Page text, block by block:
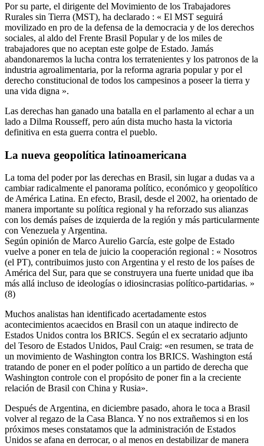
Por su parte, el dirigente del Movimiento de los Trabajadores
Rurales sin Tierra (MST), ha declarado : « El MST seguirá
movilizado en pro de la defensa de la democracia y de los derechos
sociales, al aldo del Frente Brasil Popular y de los miles de
trabajadores que no aceptan este golpe de Estado. Jamás
abandonaremos la lucha contra los terratenientes y los patronos de la
industria agroalimentaria, por la reforma agraria popular y por el
derecho constitucional de todos los campesinos a poseer la tierra y
una vida digna ».
Las derechas han ganado una batalla en el parlamento al echar a un
lado a Dilma Rousseff, pero aún dista mucho hasta la victoria
definitiva en esta guerra contra el pueblo.
La nueva geopolítica latinoamericana
La toma del poder por las derechas en Brasil, sin lugar a dudas va a
cambiar radicalmente el panorama político, económico y geopolítico
de América Latina. En efecto, Brasil, desde el 2002, ha orientado de
manera importante su política regional y ha reforzado sus alianzas
con los demás países de izquierda de la región y más particularmente
con Venezuela y Argentina.
Según opinión de Marco Aurelio García, este golpe de Estado
vuelve a poner en tela de juicio la cooperación regional : « Nosotros
(el PT), contribuimos justo con Argentina y el resto de los países de
América del Sur, para que se construyera una fuerte unidad que iba
más allá incluso de ideologías o idiosincrasias político-partidarias. »
(8)
Muchos analistas han identificado acertadamente estos
acontecimientos acaecidos en Brasil con un ataque indirecto de
Estados Unidos contra los BRICS. Según el ex secratario adjunto
del Tesoro de Estados Unidos, Paul Craig: «en resumen, se trata de
un movimiento de Washington contra los BRICS. Washington está
tratando de poner en el poder político a un partido de derecha que
Washington controle con el propósito de poner fin a la creciente
relación de Brasil con China y Rusia».
Después de Argentina, en diciembre pasado, ahora le toca a Brasil
volver al regazo de la Casa Blanca. Y no nos extrañemos si en los
próximos meses constatamos que la administración de Estados
Unidos se afana en derrocar, o al menos en destabilizar de manera